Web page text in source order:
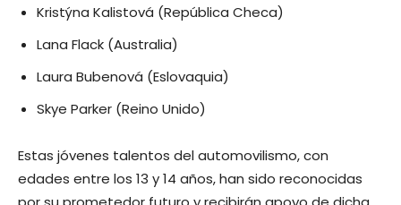
Kristýna Kalistová (República Checa)
Lana Flack (Australia)
Laura Bubenová (Eslovaquia)
Skye Parker (Reino Unido)
Estas jóvenes talentos del automovilismo, con
edades entre los 13 y 14 años, han sido reconocidas